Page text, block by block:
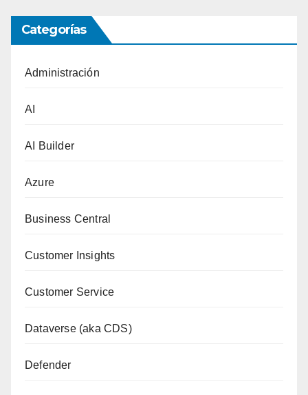
Categorías
Administración
AI
AI Builder
Azure
Business Central
Customer Insights
Customer Service
Dataverse (aka CDS)
Defender